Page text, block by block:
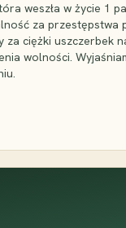
weszła w życie 1
za przestępstwa
za ciężki uszczerbek
wolności.